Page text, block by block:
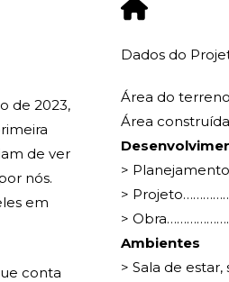
de 2023,
de ver
nós.
em
conta
Dados do
Área do
Área
>
>
>
Ambientes
> Sala de